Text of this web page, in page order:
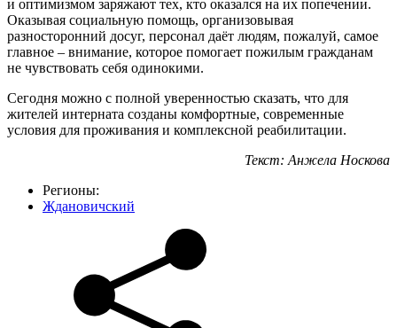
и оптимизмом заряжают тех, кто оказался на их попечении.
Оказывая социальную помощь, организовывая
разносторонний досуг, персонал даёт людям, пожалуй, самое
главное – внимание, которое помогает пожилым гражданам
не чувствовать себя одинокими.
Сегодня можно с полной уверенностью сказать, что для
жителей интерната созданы комфортные, современные
условия для проживания и комплексной реабилитации.
Текст: Анжела Носкова
Регионы:
Ждановичский